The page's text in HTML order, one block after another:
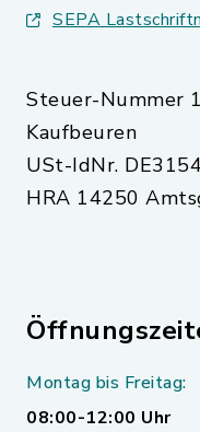
SEPA
Steuer-Nummer
Kaufbeuren
USt-IdNr.
HRA 14250
Montag bis Freitag:
08:00-12:00 Uhr